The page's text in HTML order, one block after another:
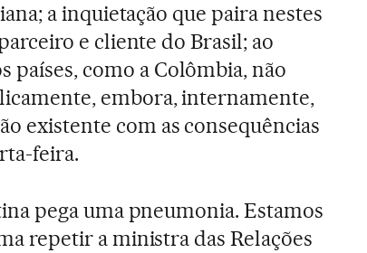
a inquietação que paira nestes
e cliente do Brasil; ao
como a Colômbia, não
embora, internamente,
existente com as consequências
feira.
pega uma pneumonia. Estamos
repetir a ministra das Relações